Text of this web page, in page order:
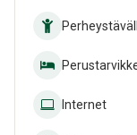
Internet